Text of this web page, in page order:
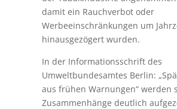
damit ein Rauchverbot oder
Werbeeinschränkungen um
hinausgezögert wurden.
In der Informationsschrift des
Umweltbundesamtes Berlin:
aus frühen Warnungen“ werden
Zusammenhänge deutlich